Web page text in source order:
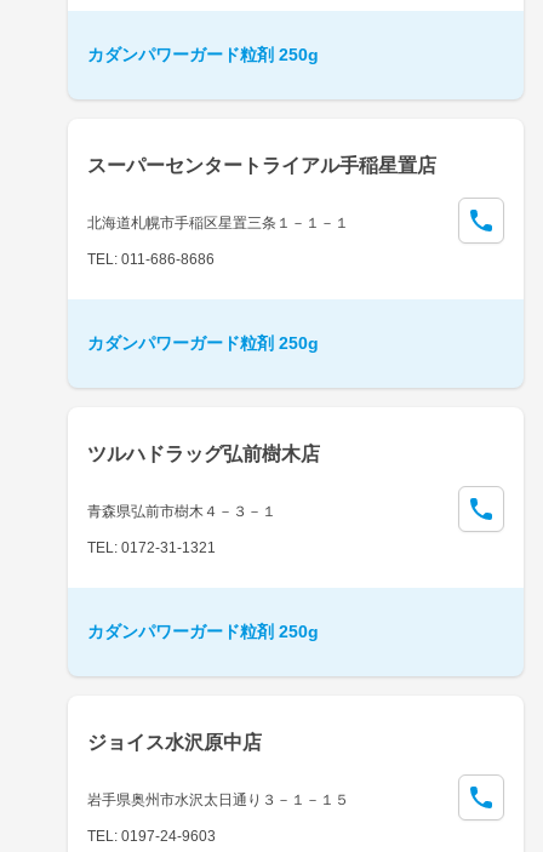
カダンパワーガード粒剤 250g
スーパーセンタートライアル手稲星置店
北海道札幌市手稲区星置三条１－１－１
TEL: 011-686-8686
カダンパワーガード粒剤 250g
ツルハドラッグ弘前樹木店
青森県弘前市樹木４－３－１
TEL: 0172-31-1321
カダンパワーガード粒剤 250g
ジョイス水沢原中店
岩手県奥州市水沢太日通り３－１－１５
TEL: 0197-24-9603